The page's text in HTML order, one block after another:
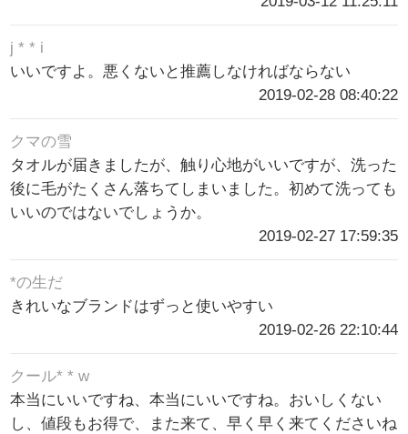
j * * i
いいですよ。悪くないと推薦しなければならない
2019-02-28 08:40:22
クマの雪
タオルが届きましたが、触り心地がいいですが、洗った
後に毛がたくさん落ちてしまいました。初めて洗っても
いいのではないでしょうか。
2019-02-27 17:59:35
*の生だ
きれいなブランドはずっと使いやすい
2019-02-26 22:10:44
クール* * w
本当にいいですね、本当にいいですね。おいしくない
し、値段もお得で、また来て、早く早く来てくださいね